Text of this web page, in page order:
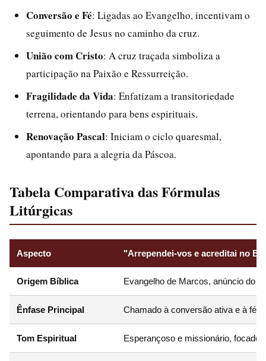
Conversão e Fé: Ligadas ao Evangelho, incentivam o
seguimento de Jesus no caminho da cruz.
União com Cristo: A cruz traçada simboliza a
participação na Paixão e Ressurreição.
Fragilidade da Vida: Enfatizam a transitoriedade
terrena, orientando para bens espirituais.
Renovação Pascal: Iniciam o ciclo quaresmal,
apontando para a alegria da Páscoa.
Tabela Comparativa das Fórmulas
Litúrgicas
Aspecto "Arrependei-vos e acreditai no
Origem Bíblica Evangelho de Marcos, anúncio do
Ênfase Principal Chamado à conversão ativa e à fé
Tom Espiritual Esperançoso e missionário, focado